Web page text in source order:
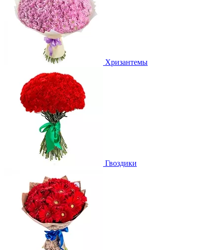
Хризантемы
Гвоздики